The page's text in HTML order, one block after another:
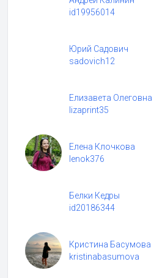
id19956014
Юрий Садович
sadovich12
Елизавета Олеговна
lizaprint35
Елена Клочкова
lenok376
Белки Кедры
id20186344
Кристина Басумова
kristinabasumova